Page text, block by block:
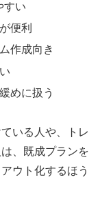
すい
便利
作成向き
めに扱う
いる人や、トレ
、既成プランを
ウト化するほう